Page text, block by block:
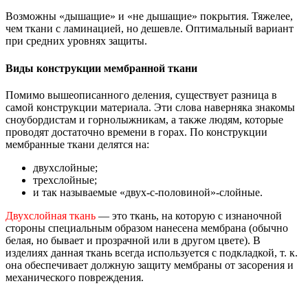
Возможны «дышащие» и «не дышащие» покрытия. Тяжелее,
чем ткани с ламинацией, но дешевле. Оптимальный вариант
при средних уровнях защиты.
Виды конструкции мембранной ткани
Помимо вышеописанного деления, существует разница в
самой конструкции материала. Эти слова наверняка знакомы
сноубордистам и горнолыжникам, а также людям, которые
проводят достаточно времени в горах. По конструкции
мембранные ткани делятся на:
двухслойные;
трехслойные;
и так называемые «двух-с-половиной»-слойные.
Двухслойная ткань — это ткань, на которую с изнаночной
стороны специальным образом нанесена мембрана (обычно
белая, но бывает и прозрачной или в другом цвете). В
изделиях данная ткань всегда используется с подкладкой, т. к.
она обеспечивает должную защиту мембраны от засорения и
механического повреждения.